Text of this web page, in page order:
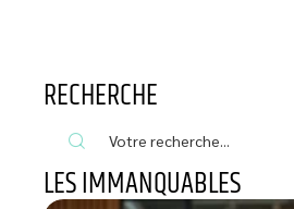
RECHERCHE
LES IMMANQUABLES